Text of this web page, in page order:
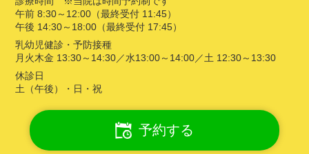
午前 8:30～12:00（最終受付 11:45）
午後 14:30～18:00（最終受付 17:45）
乳幼児健診・予防接種
月火木金 13:30～14:30／水13:00～14:00／土 12:30～13:30
休診日
土（午後）・日・祝
予約する